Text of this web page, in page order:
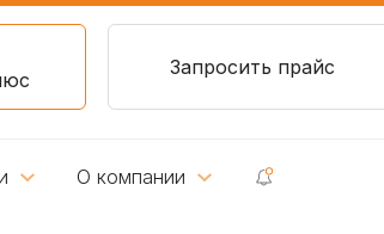
Запросить прайс
О компании